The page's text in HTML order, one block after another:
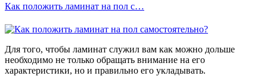
Как положить ламинат на пол с…
Для того, чтобы ламинат служил вам как можно дольше
необходимо не только обращать внимание на его
характеристики, но и правильно его укладывать.